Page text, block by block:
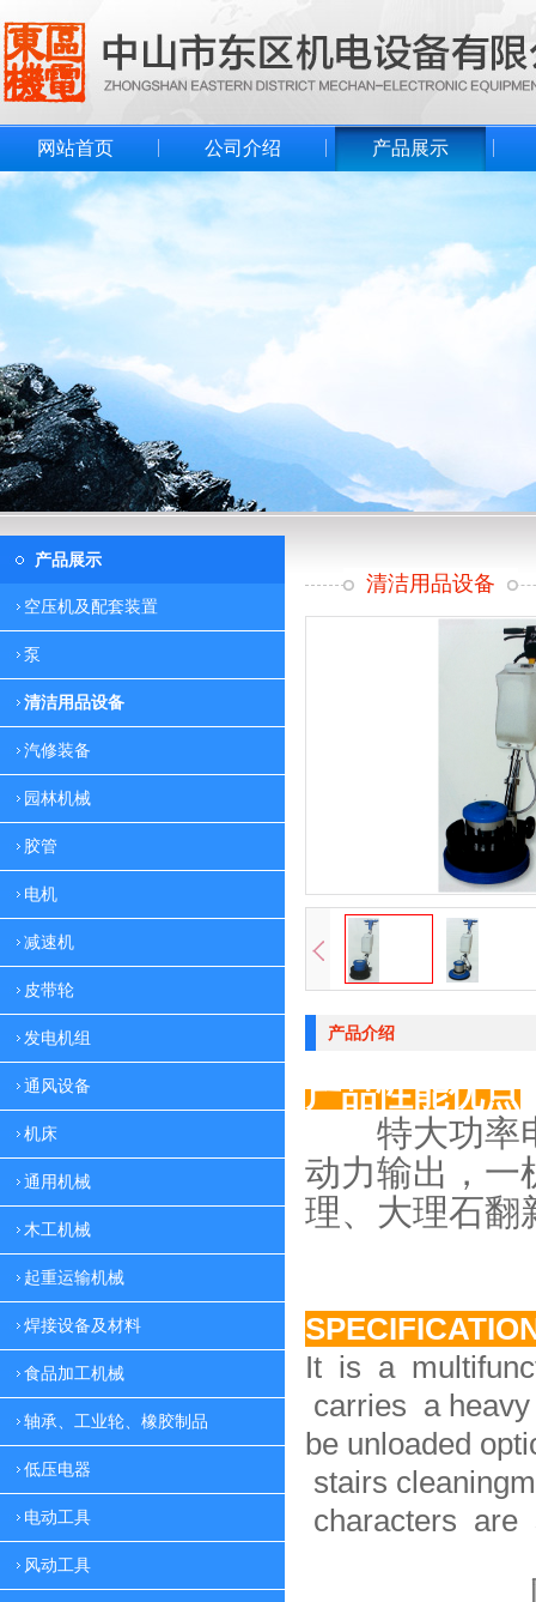
网站首页 公司介绍 产品展示
产品展示
空压机及配套装置
泵
清洁用品设备
汽修装备
园林机械
胶管
电机
减速机
皮带轮
发电机组
通风设备
机床
通用机械
木工机械
起重运输机械
焊接设备及材料
食品加工机械
轴承、工业轮、橡胶制品
低压电器
电动工具
风动工具
清洁用品设备
产品介绍
产品性能优点
特大功率电
动力输出，一
理、大理石翻
It is a
carries a
be unloaded
stairs
characters